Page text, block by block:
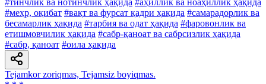
#тинчлик ва нотинчлик ҳақида #аҳиллик ва ноаҳиллик ҳақида
#меҳр, оқибат #вақт ва фурсат қадри ҳақида #самарадорлик ва
бесамарлик ҳақида #тарбия ва одат ҳақида #фаровонлик ва
етишмовчилик ҳақида #сабр-қаноат ва сабрсизлик ҳақида
#сабр, қаноат #оила ҳақида
Tejamkor zoriqmas, Tejamsiz boyiqmas.